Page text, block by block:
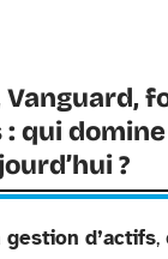
Vanguard,
qui
?
gestion d’actifs,